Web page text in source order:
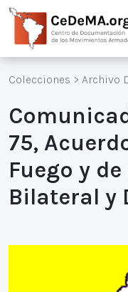
Colecciones > Archivo
75,
Fuego y
Bilateral y